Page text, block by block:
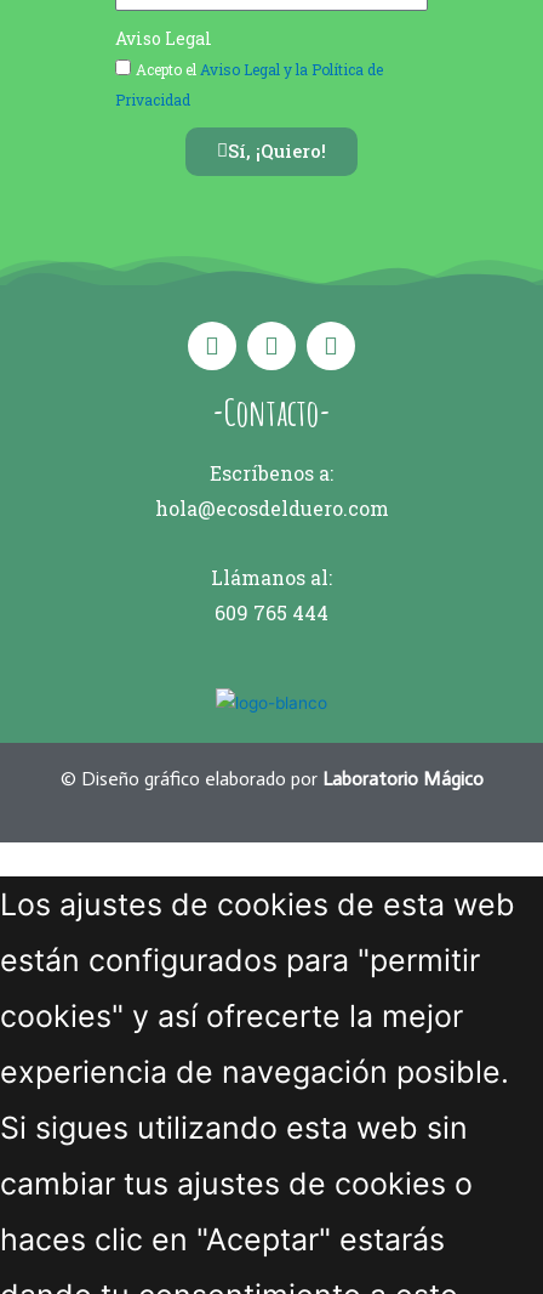
Aviso Legal
Acepto el Aviso Legal y la Política de
Privacidad
Sí, ¡Quiero!
-Contacto-
Escríbenos a:
hola@ecosdelduero.com
Llámanos al:
609 765 444
© Diseño gráfico elaborado por Laboratorio Mágico
Los ajustes de cookies de esta web
están configurados para "permitir
cookies" y así ofrecerte la mejor
experiencia de navegación posible.
Si sigues utilizando esta web sin
cambiar tus ajustes de cookies o
haces clic en "Aceptar" estarás